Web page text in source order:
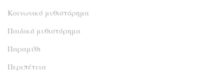
Κοινωνικό μυθιστόρημα
Παιδικό μυθιστόρημα
Παραμύθι
Περιπέτεια